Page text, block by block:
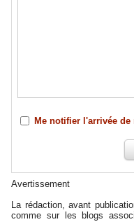
Me notifier l'arrivée
Avertissement
La rédaction, avant
comme sur les blogs